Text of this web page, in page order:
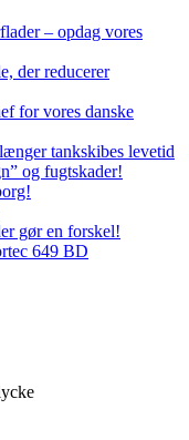
– opdag vores
der reducerer
for vores danske
tankskibes levetid
og fugtskader!
gør en forskel!
649 BD